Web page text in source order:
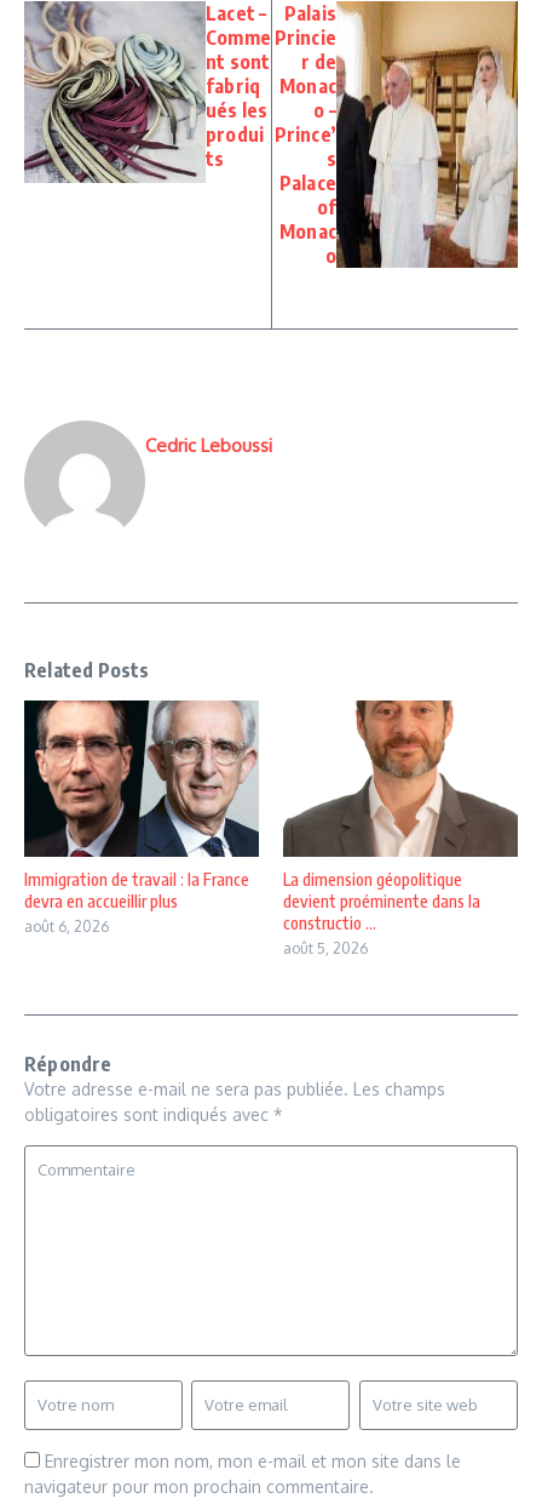
Lacet –
Comme
nt sont
fabriq
ués les
produi
ts
Palais
Princie
r de
Monac
o –
Prince’
s
Palace
of
Monac
o
Cedric Leboussi
Related Posts
Immigration de travail : la France
devra en accueillir plus
août 6, 2026
La dimension géopolitique
devient proéminente dans la
constructio ...
août 5, 2026
Répondre
Votre adresse e-mail ne sera pas publiée. Les champs
obligatoires sont indiqués avec *
Enregistrer mon nom, mon e-mail et mon site dans le
navigateur pour mon prochain commentaire.